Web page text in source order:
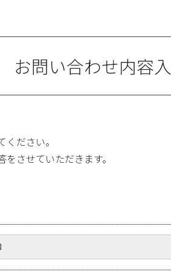
お問い合わせ内容
ださい。
させていただきます。